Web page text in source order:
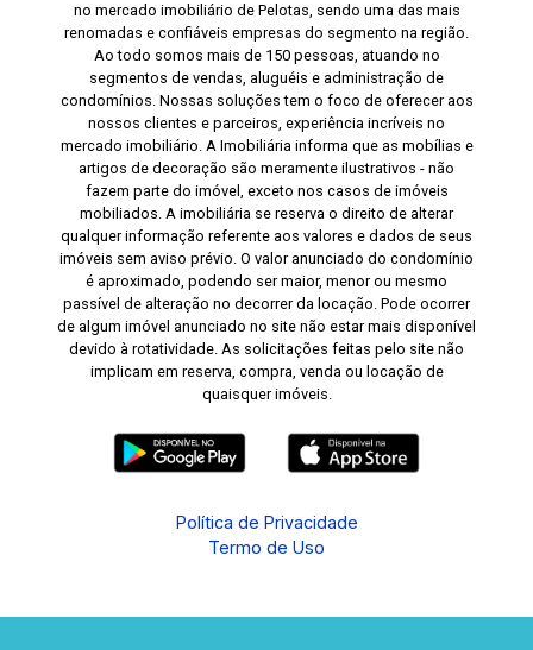
no mercado imobiliário de Pelotas, sendo uma das mais
renomadas e confiáveis empresas do segmento na região.
Ao todo somos mais de 150 pessoas, atuando no
segmentos de vendas, aluguéis e administração de
condomínios. Nossas soluções tem o foco de oferecer aos
nossos clientes e parceiros, experiência incríveis no
mercado imobiliário. A Imobiliária informa que as mobílias e
artigos de decoração são meramente ilustrativos - não
fazem parte do imóvel, exceto nos casos de imóveis
mobiliados. A imobiliária se reserva o direito de alterar
qualquer informação referente aos valores e dados de seus
imóveis sem aviso prévio. O valor anunciado do condomínio
é aproximado, podendo ser maior, menor ou mesmo
passível de alteração no decorrer da locação. Pode ocorrer
de algum imóvel anunciado no site não estar mais disponível
devido à rotatividade. As solicitações feitas pelo site não
implicam em reserva, compra, venda ou locação de
quaisquer imóveis.
Política de Privacidade
Termo de Uso